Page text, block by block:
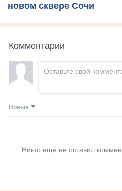
новом сквере Сочи
Комментарии
Новые
Никто ещё не оставил